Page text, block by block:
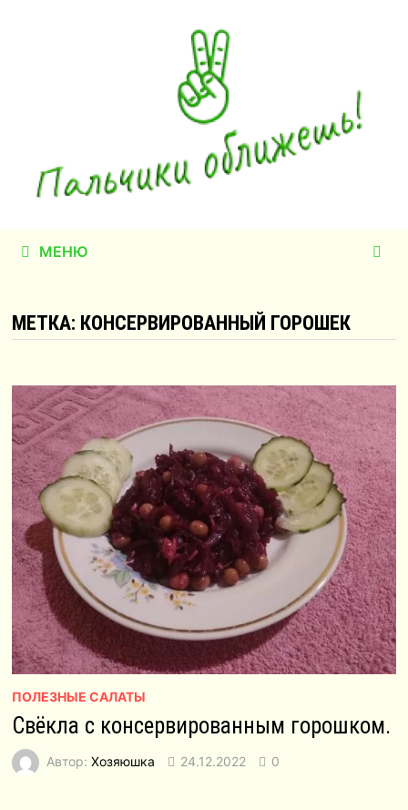
МЕНЮ
МЕТКА: КОНСЕРВИРОВАННЫЙ ГОРОШЕК
ПОЛЕЗНЫЕ САЛАТЫ
Свёкла с консервированным горошком.
Автор: Хозяюшка 24.12.2022 0